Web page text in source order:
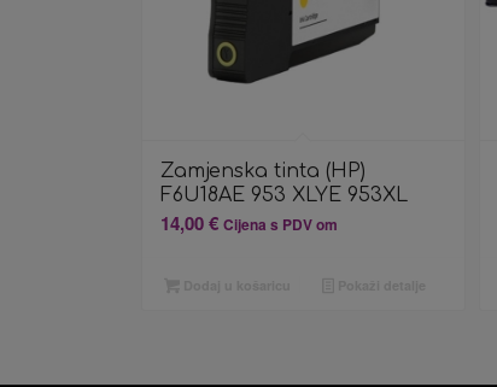
Zamjenska tinta (HP)
F6U18AE 953 XLYE 953XL
14,00€ Cijena s PDV om